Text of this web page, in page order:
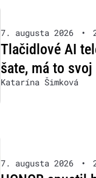
7. augusta 2026 •
Tlačidlové AI
šate, má to svoj
Katarína Šimková
7. augusta 2026 •